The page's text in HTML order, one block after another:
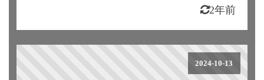
2年前
2024-10-13